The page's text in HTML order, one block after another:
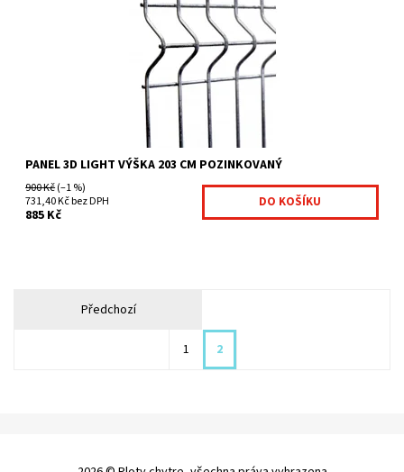
Na centrálním skladě
7040388-17
Fence consulting
PANEL 3D LIGHT VÝŠKA 203 CM POZINKOVANÝ
900 Kč(–1 %)
731,40 Kč bez DPH
885 Kč
Předchozí
1 2